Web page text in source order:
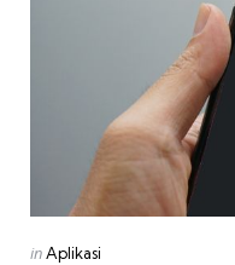
Posted
inAplikasi